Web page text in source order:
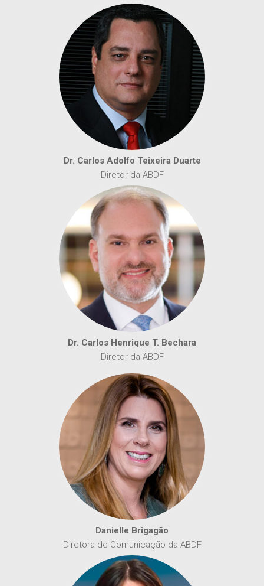
Dr. Carlos Adolfo Teixeira Duarte
Diretor da ABDF
Dr. Carlos Henrique T. Bechara
Diretor da ABDF
Danielle Brigagão
Diretora de Comunicação da ABDF